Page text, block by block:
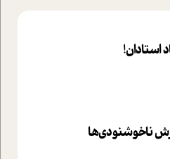
استادان!
ناخوشنودی‌ها